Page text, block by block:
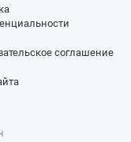
соглашение